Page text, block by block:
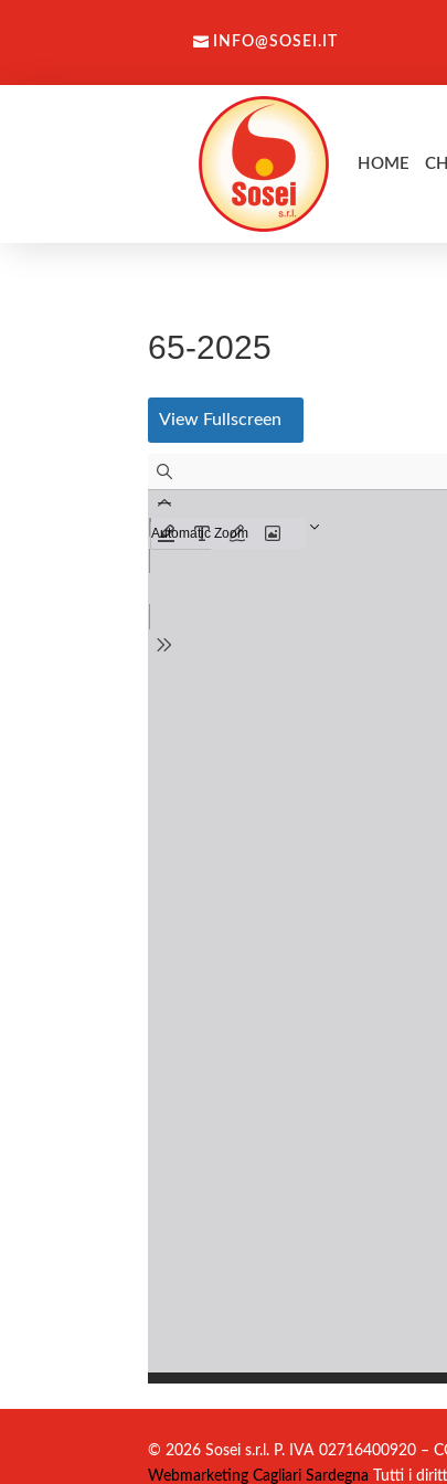
INFO@SOSEI.IT
HOME
65-2025
View Fullscreen
© 2026 Sosei s.r.l. P. IVA 02716400920 –
Webmarketing Cagliari Sardegna
Tutti i